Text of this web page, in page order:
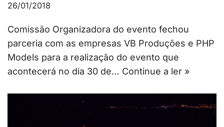
26/01/2018
Comissão Organizadora do evento fechou
parceria com as empresas VB Produções e PHP
Models para a realização do evento que
acontecerá no dia 30 de… Continue a ler »